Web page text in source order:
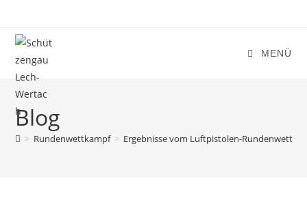
springen
MENÜ
Blog
> Rundenwettkampf > Ergebnisse vom Luftpistolen-